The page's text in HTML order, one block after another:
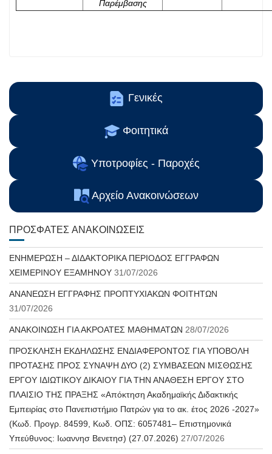
Παρέμβασης
Γενικές
Φοιτητικά
Υποτροφίες - Παροχές
Αρχείο Ανακοινώσεων
ΠΡΌΣΦΑΤΕΣ ΑΝΑΚΟΙΝΏΣΕΙΣ
ΕΝΗΜΕΡΩΣΗ – ΔΙΔΑΚΤΟΡΙΚΑ ΠΕΡΙΟΔΟΣ ΕΓΓΡΑΦΩΝ
ΧΕΙΜΕΡΙΝΟΥ ΕΞΑΜΗΝΟΥ 31/07/2026
ΑΝΑΝΕΩΣΗ ΕΓΓΡΑΦΗΣ ΠΡΟΠΤΥΧΙΑΚΩΝ ΦΟΙΤΗΤΩΝ
31/07/2026
ΑΝΑΚΟΙΝΩΣΗ ΓΙΑ ΑΚΡΟΑΤΕΣ ΜΑΘΗΜΑΤΩΝ 28/07/2026
ΠΡΟΣΚΛΗΣΗ ΕΚΔΗΛΩΣΗΣ ΕΝΔΙΑΦΕΡΟΝΤΟΣ ΓΙΑ ΥΠΟΒΟΛΗ
ΠΡΟΤΑΣΗΣ ΠΡΟΣ ΣΥΝΑΨΗ ΔΥΟ (2) ΣΥΜΒΑΣΕΩΝ ΜΙΣΘΩΣΗΣ
ΕΡΓΟΥ ΙΔΙΩΤΙΚΟΥ ΔΙΚΑΙΟΥ ΓΙΑ ΤΗΝ ΑΝΑΘΕΣΗ ΕΡΓΟΥ ΣΤΟ
ΠΛΑΙΣΙΟ ΤΗΣ ΠΡΑΞΗΣ «Απόκτηση Ακαδημαϊκής Διδακτικής
Εμπειρίας στο Πανεπιστήμιο Πατρών για το ακ. έτος 2026 -2027»
(Κωδ. Προγρ. 84599, Κωδ. ΟΠΣ: 6057481– Επιστημονικά
Υπεύθυνος: Ιωαννησ Βενετησ) (27.07.2026) 27/07/2026